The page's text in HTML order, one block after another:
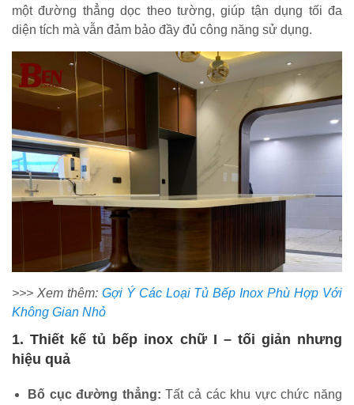
một đường thẳng dọc theo tường, giúp tận dụng tối đa
diện tích mà vẫn đảm bảo đầy đủ công năng sử dụng.
>>> Xem thêm: Gợi Ý Các Loại Tủ Bếp Inox Phù Hợp Với
Không Gian Nhỏ
1. Thiết kế tủ bếp inox chữ I – tối giản nhưng
hiệu quả
Bố cục đường thẳng: Tất cả các khu vực chức năng